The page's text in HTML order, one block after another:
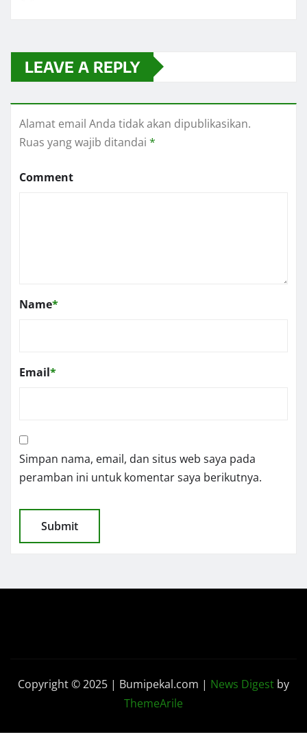
LEAVE A REPLY
Alamat email Anda tidak akan dipublikasikan.
Ruas yang wajib ditandai *
Comment
Name*
Email*
Simpan nama, email, dan situs web saya pada
peramban ini untuk komentar saya berikutnya.
Copyright © 2025 | Bumipekal.com | News Digest by
ThemeArile